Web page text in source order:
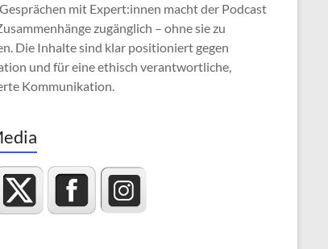
mit Expert:innen macht der Podcast
zugänglich – ohne sie zu
Die Inhalte sind klar positioniert gegen
und für eine ethisch verantwortliche,
Kommunikation.